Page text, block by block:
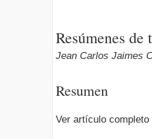
Resúmenes de
Jean Carlos Jaimes
Resumen
Ver artículo completo